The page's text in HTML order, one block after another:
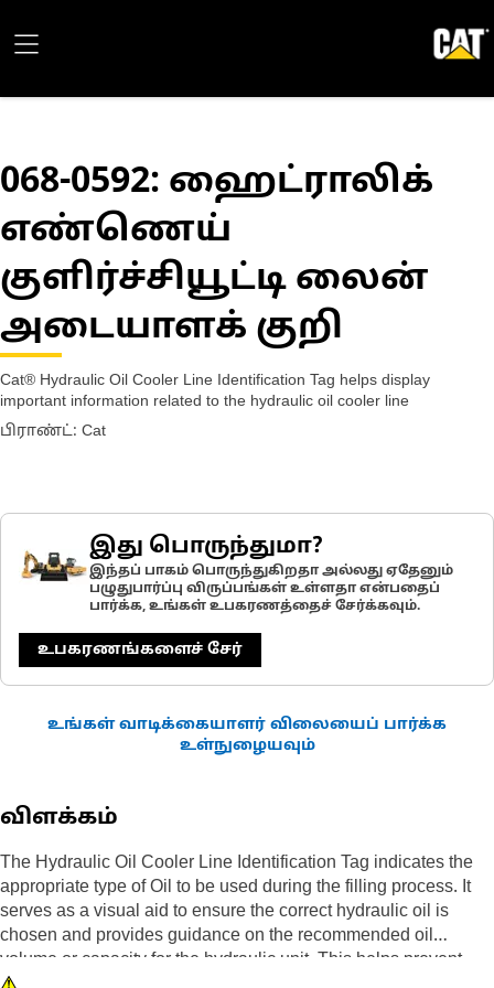
068-0592: ஹைட்ராலிக்
எண்ணெய்
குளிர்ச்சியூட்டி லைன்
அடையாளக் குறி
Cat® Hydraulic Oil Cooler Line Identification Tag helps display
important information related to the hydraulic oil cooler line
பிராண்ட்: Cat
இது பொருந்துமா?
இந்தப் பாகம் பொருந்துகிறதா அல்லது ஏதேனும்
பழுதுபார்ப்பு விருப்பங்கள் உள்ளதா என்பதைப்
பார்க்க, உங்கள் உபகரணத்தைச் சேர்க்கவும்.
உபகரணங்களைச் சேர்
உங்கள் வாடிக்கையாளர் விலையைப் பார்க்க
உள்நுழையவும்
விளக்கம்
The Hydraulic Oil Cooler Line Identification Tag indicates the
appropriate type of Oil to be used during the filling process. It
serves as a visual aid to ensure the correct hydraulic oil is
chosen and provides guidance on the recommended oil
volume or capacity for the hydraulic unit. This helps prevent